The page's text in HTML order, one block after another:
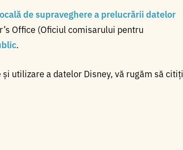
de supraveghere a prelucrării datelor
Office (Oficiul comisarului pentru
.
utilizare a datelor Disney, vă rugăm să citiți